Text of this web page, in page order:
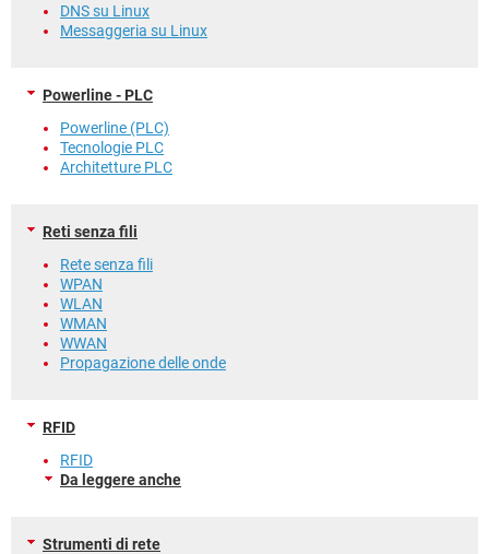
DNS su Linux
Messaggeria su Linux
Powerline - PLC
Powerline (PLC)
Tecnologie PLC
Architetture PLC
Reti senza fili
Rete senza fili
WPAN
WLAN
WMAN
WWAN
Propagazione delle onde
RFID
RFID
Da leggere anche
Strumenti di rete